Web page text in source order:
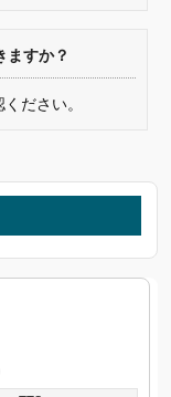
ますか？
ださい。